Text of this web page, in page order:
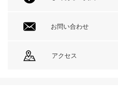
お問い合わせ
アクセス